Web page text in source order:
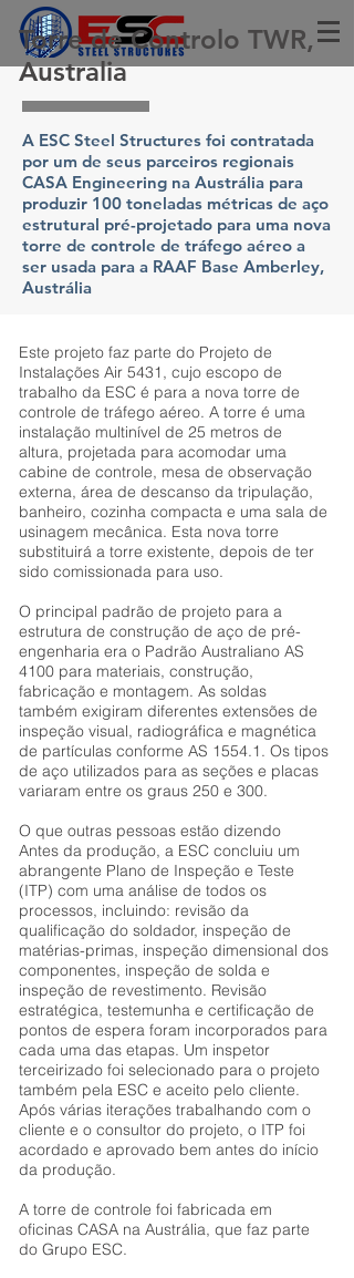
Torre de Controlo TWR,
Australia
A ESC Steel Structures foi contratada
por um de seus parceiros regionais
CASA Engineering na Austrália para
produzir 100 toneladas métricas de aço
estrutural pré-projetado para uma nova
torre de controle de tráfego aéreo a
ser usada para a RAAF Base Amberley,
Austrália
Este projeto faz parte do Projeto de
Instalações Air 5431, cujo escopo de
trabalho da ESC é para a nova torre de
controle de tráfego aéreo. A torre é uma
instalação multinível de 25 metros de
altura, projetada para acomodar uma
cabine de controle, mesa de observação
externa, área de descanso da tripulação,
banheiro, cozinha compacta e uma sala de
usinagem mecânica. Esta nova torre
substituirá a torre existente, depois de ter
sido comissionada para uso.
O principal padrão de projeto para a
estrutura de construção de aço de pré-
engenharia era o Padrão Australiano AS
4100 para materiais, construção,
fabricação e montagem. As soldas
também exigiram diferentes extensões de
inspeção visual, radiográfica e magnética
de partículas conforme AS 1554.1. Os tipos
de aço utilizados para as seções e placas
variaram entre os graus 250 e 300.
O que outras pessoas estão dizendo
Antes da produção, a ESC concluiu um
abrangente Plano de Inspeção e Teste
(ITP) com uma análise de todos os
processos, incluindo: revisão da
qualificação do soldador, inspeção de
matérias-primas, inspeção dimensional dos
componentes, inspeção de solda e
inspeção de revestimento. Revisão
estratégica, testemunha e certificação de
pontos de espera foram incorporados para
cada uma das etapas. Um inspetor
terceirizado foi selecionado para o projeto
também pela ESC e aceito pelo cliente.
Após várias iterações trabalhando com o
cliente e o consultor do projeto, o ITP foi
acordado e aprovado bem antes do início
da produção.
A torre de controle foi fabricada em
oficinas CASA na Austrália, que faz parte
do Grupo ESC.